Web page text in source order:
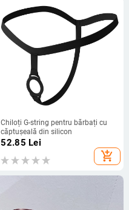
Chiloți G-string pentru bărbați cu
căptușeală din silicon
52.85 Lei
add_shopping_cart